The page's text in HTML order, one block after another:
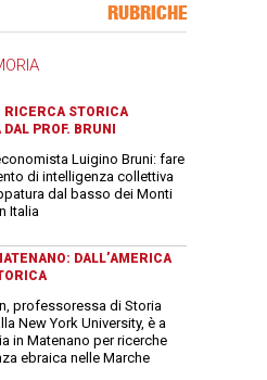
RUBRICHE
RICERCA STORICA
PROF. BRUNI
Luigino Bruni: fare
di intelligenza collettiva
dal basso dei Monti
Italia
DALL’AMERICA
professoressa di Storia
New York University, è a
in Matenano per ricerche
ebraica nelle Marche